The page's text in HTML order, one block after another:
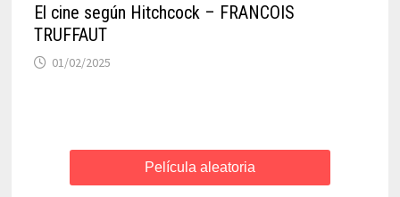
El cine según Hitchcock – FRANCOIS
TRUFFAUT
01/02/2025
Película aleatoria